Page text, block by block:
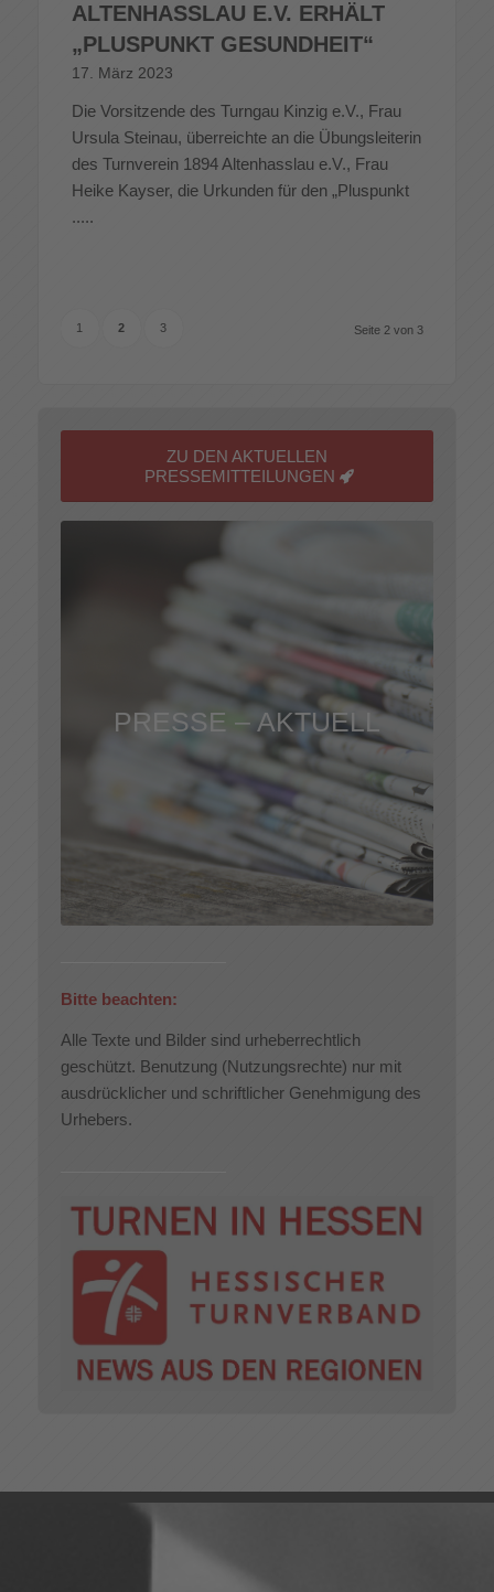
ALTENHASSLAU E.V. ERHÄLT
„PLUSPUNKT GESUNDHEIT“
17. März 2023
Die Vorsitzende des Turngau Kinzig e.V., Frau
Ursula Steinau, überreichte an die Übungsleiterin
des Turnverein 1894 Altenhasslau e.V., Frau
Heike Kayser, die Urkunden für den „Pluspunkt
.....
Seite 2 von 3
1 2 3
ZU DEN AKTUELLEN
PRESSEMITTEILUNGEN
PRESSE – AKTUELL
Bitte beachten:
Alle Texte und Bilder sind urheberrechtlich
geschützt. Benutzung (Nutzungsrechte) nur mit
ausdrücklicher und schriftlicher Genehmigung des
Urhebers.